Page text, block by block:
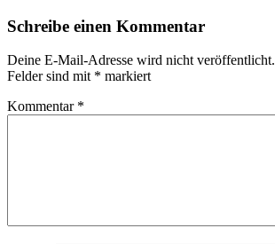
Schreibe einen Kommentar
Deine E-Mail-Adresse wird nicht veröffentlicht.
Felder sind mit * markiert
Kommentar *